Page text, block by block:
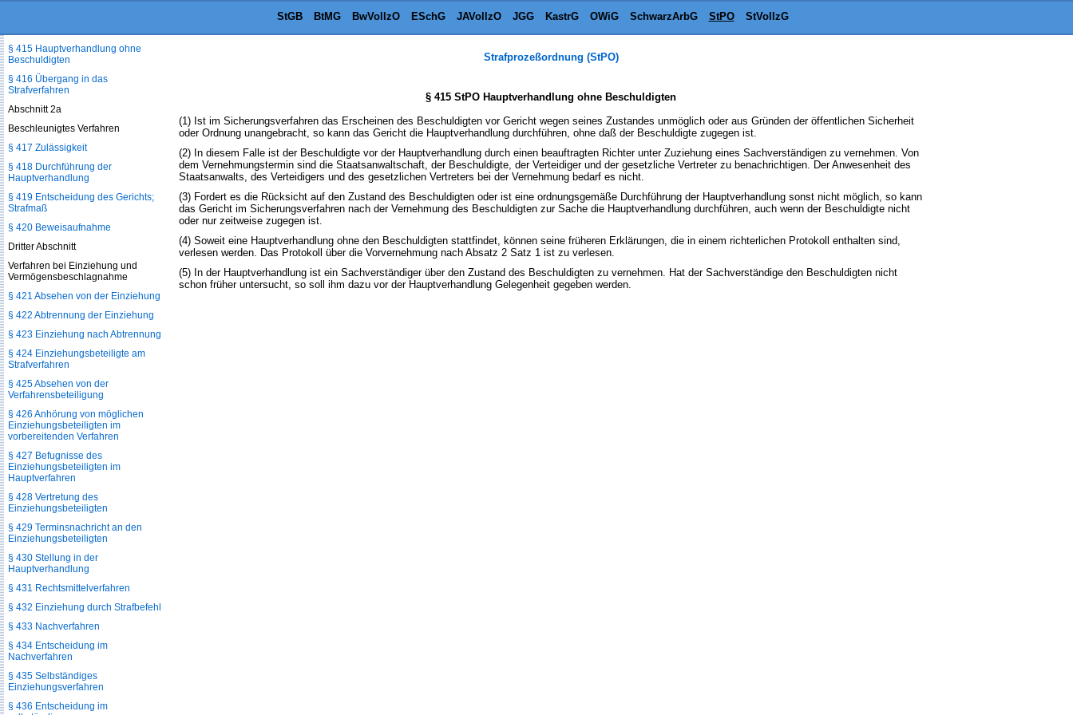
StGB BtMG BwVollzO ESchG JAVollzO JGG KastrG OWiG SchwarzArbG StPO StVollzG
Strafprozeßordnung (StPO)
§ 415 StPO Hauptverhandlung ohne Beschuldigten
(1) Ist im Sicherungsverfahren das Erscheinen des Beschuldigten vor Gericht wegen seines Zustandes unmöglich oder aus Gründen der öffentlichen Sicherheit
oder Ordnung unangebracht, so kann das Gericht die Hauptverhandlung durchführen, ohne daß der Beschuldigte zugegen ist.
(2) In diesem Falle ist der Beschuldigte vor der Hauptverhandlung durch einen beauftragten Richter unter Zuziehung eines Sachverständigen zu vernehmen. Von
dem Vernehmungstermin sind die Staatsanwaltschaft, der Beschuldigte, der Verteidiger und der gesetzliche Vertreter zu benachrichtigen. Der Anwesenheit des
Staatsanwalts, des Verteidigers und des gesetzlichen Vertreters bei der Vernehmung bedarf es nicht.
(3) Fordert es die Rücksicht auf den Zustand des Beschuldigten oder ist eine ordnungsgemäße Durchführung der Hauptverhandlung sonst nicht möglich, so kann
das Gericht im Sicherungsverfahren nach der Vernehmung des Beschuldigten zur Sache die Hauptverhandlung durchführen, auch wenn der Beschuldigte nicht
oder nur zeitweise zugegen ist.
(4) Soweit eine Hauptverhandlung ohne den Beschuldigten stattfindet, können seine früheren Erklärungen, die in einem richterlichen Protokoll enthalten sind,
verlesen werden. Das Protokoll über die Vorvernehmung nach Absatz 2 Satz 1 ist zu verlesen.
(5) In der Hauptverhandlung ist ein Sachverständiger über den Zustand des Beschuldigten zu vernehmen. Hat der Sachverständige den Beschuldigten nicht
schon früher untersucht, so soll ihm dazu vor der Hauptverhandlung Gelegenheit gegeben werden.
§ 415 Hauptverhandlung ohne
Beschuldigten
§ 416 Übergang in das
Strafverfahren
Abschnitt 2a
Beschleunigtes Verfahren
§ 417 Zulässigkeit
§ 418 Durchführung der
Hauptverhandlung
§ 419 Entscheidung des Gerichts;
Strafmaß
§ 420 Beweisaufnahme
Dritter Abschnitt
Verfahren bei Einziehung und
Vermögensbeschlagnahme
§ 421 Absehen von der Einziehung
§ 422 Abtrennung der Einziehung
§ 423 Einziehung nach Abtrennung
§ 424 Einziehungsbeteiligte am
Strafverfahren
§ 425 Absehen von der
Verfahrensbeteiligung
§ 426 Anhörung von möglichen
Einziehungsbeteiligten im
vorbereitenden Verfahren
§ 427 Befugnisse des
Einziehungsbeteiligten im
Hauptverfahren
§ 428 Vertretung des
Einziehungsbeteiligten
§ 429 Terminsnachricht an den
Einziehungsbeteiligten
§ 430 Stellung in der
Hauptverhandlung
§ 431 Rechtsmittelverfahren
§ 432 Einziehung durch Strafbefehl
§ 433 Nachverfahren
§ 434 Entscheidung im
Nachverfahren
§ 435 Selbständiges
Einziehungsverfahren
§ 436 Entscheidung im